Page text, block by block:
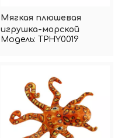
Мягкая плюшевая
игрушка-морской
тюлень
Модель: TPHY0019